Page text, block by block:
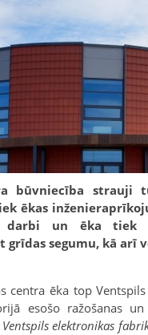
būvniecība
ēkas
darbi un ēka tiek
grīdas segumu, kā arī
centra ēka top
esošo ražošanas
Ventspils elektronikas